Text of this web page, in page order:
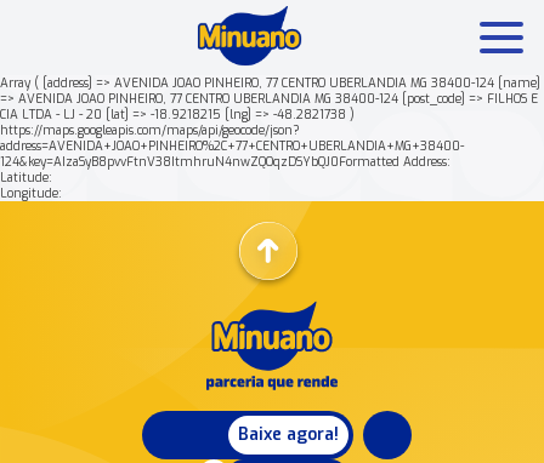
Array ( [address] => AVENIDA JOAO PINHEIRO, 77 CENTRO UBERLANDIA MG 38400-124 [name]
=> AVENIDA JOAO PINHEIRO, 77 CENTRO UBERLANDIA MG 38400-124 [post_code] => FILHOS E
CIA LTDA - LJ - 20 [lat] => -18.9218215 [lng] => -48.2821738 )
https://maps.googleapis.com/maps/api/geocode/json?
address=AVENIDA+JOAO+PINHEIRO%2C+77+CENTRO+UBERLANDIA+MG+38400-
124&key=AIzaSyB8pvvFtnV38ItmhruN4nwZQOqzDSYbQJ0Formatted Address:
Latitude:
Longitude:
Baixe agora!
Mais buscados: Produtos Minuano Rende +
Nossa história